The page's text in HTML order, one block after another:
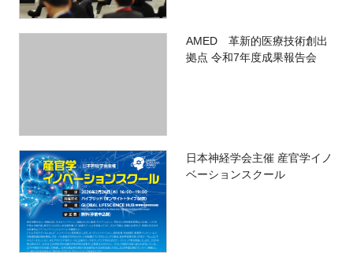
AMED 革新的医療技術創出
拠点 令和7年度成果報告会
日本神経学会主催 産官学イノ
ベーションスクール